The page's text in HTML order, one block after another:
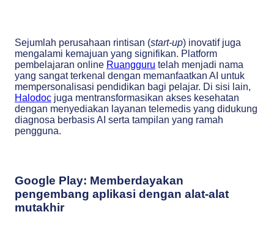
Sejumlah perusahaan rintisan (start-up) inovatif juga
mengalami kemajuan yang signifikan. Platform
pembelajaran online Ruangguru telah menjadi nama
yang sangat terkenal dengan memanfaatkan AI untuk
mempersonalisasi pendidikan bagi pelajar. Di sisi lain,
Halodoc juga mentransformasikan akses kesehatan
dengan menyediakan layanan telemedis yang didukung
diagnosa berbasis AI serta tampilan yang ramah
pengguna.
Google Play: Memberdayakan
pengembang aplikasi dengan alat-alat
mutakhir